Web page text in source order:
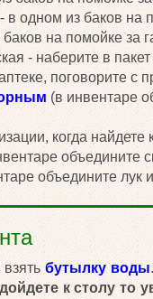
в одном из баков на
на помойке за
- наберите в
поговорите с
(в инвентаре
когда найдете
объедините
объедините
взятьбутылку воды
к столу то